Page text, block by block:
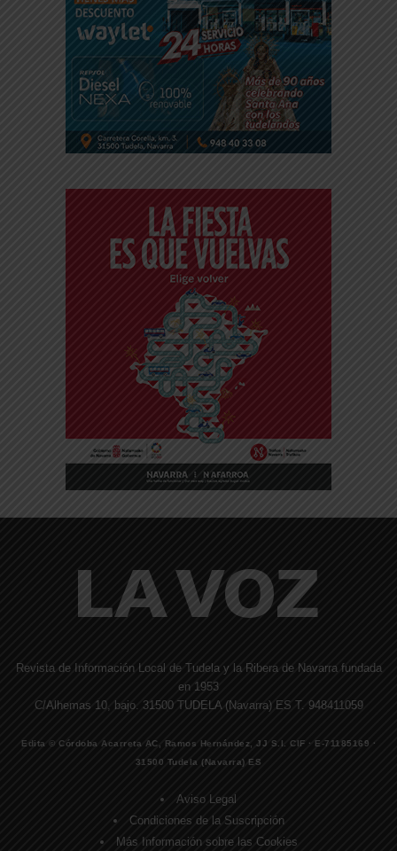
Revista de Información Local de Tudela y la Ribera de Navarra fundada
en 1953
C/Alhemas 10, bajo. 31500 TUDELA (Navarra) ES T. 948411059
Edita © Córdoba Acarreta AC, Ramos Hernández, JJ S.I. CIF · E-71185169 ·
31500 Tudela (Navarra) ES
Aviso Legal
Condiciones de la Suscripción
Más Información sobre las Cookies